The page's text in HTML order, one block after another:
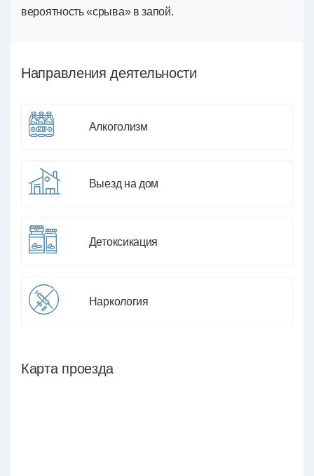
вероятность «срыва» в запой.
Направления деятельности
Алкоголизм
Выезд на дом
Детоксикация
Наркология
Карта проезда